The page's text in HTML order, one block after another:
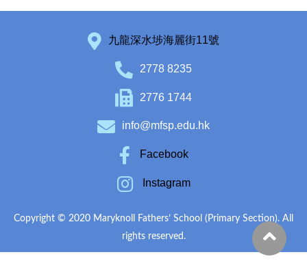
九龍深水埗海麗街11號
2778 8235
2776 1744
info@mfsp.edu.hk
Facebook
Instagram
Copyright © 2020 Maryknoll Fathers’ School (Primary Section). All
rights reserved.